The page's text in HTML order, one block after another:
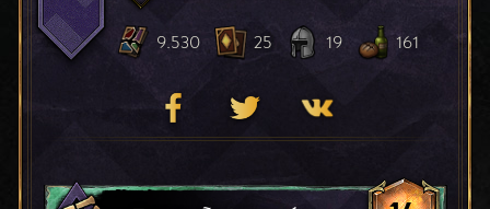
9.530 25 19 161